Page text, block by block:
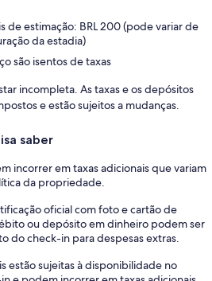
de estimação: BRL 200 (pode variar de
da estadia)
são isentos de taxas
incompleta. As taxas e os depósitos
e estão sujeitos a mudanças.
saber
incorrer em taxas adicionais que variam
da propriedade.
oficial com foto e cartão de
ou depósito em dinheiro podem ser
do check-in para despesas extras.
estão sujeitas à disponibilidade no